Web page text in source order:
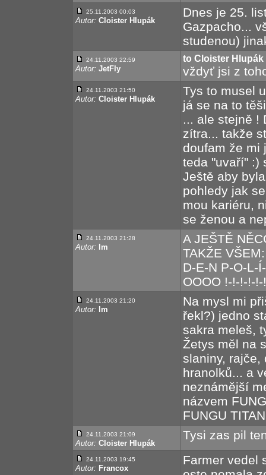
25.11.2003 00:03
Autor: Cloister Hlupák
Dnes je 25.
Gazpacho...
studenou)
24.11.2003 22:59
Autor: JetFly
to Cloister Hlupák
vždyť jsi z
24.11.2003 21:50
Autor: Cloister Hlupák
Tys to musel
já se na to
... ale stejně !
zítra... takže
doufam že mi
teda "uvaří" :)
Ještě aby
pohledy jak
mou kariéru,
se ženou a
24.11.2003 21:28
Autor: lm
A JEŠTĚ
TAKŽE
D-E-N P-O-L-
OOOO !-!-!-!-
24.11.2003 21:20
Autor: lm
Na mysl mi
řekl?) jedno
sakra meleš,
Žetys měl na
slaniny, rajče,
hranolků... a
neznámější
názvem
FUNGU
24.11.2003 21:09
Autor: Cloister Hlupák
Tysi zas pil
24.11.2003 19:45
Autor: Francox
Farmer vedel